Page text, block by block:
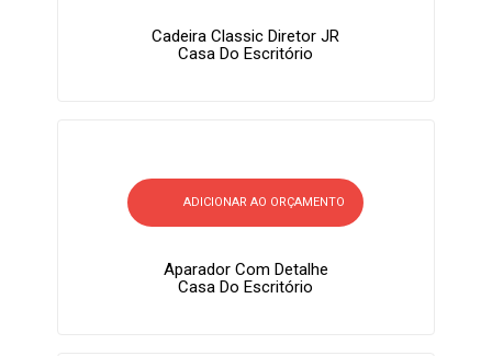
Cadeira Classic Diretor JR
Casa Do Escritório
ADICIONAR AO ORÇAMENTO
Aparador Com Detalhe
Casa Do Escritório